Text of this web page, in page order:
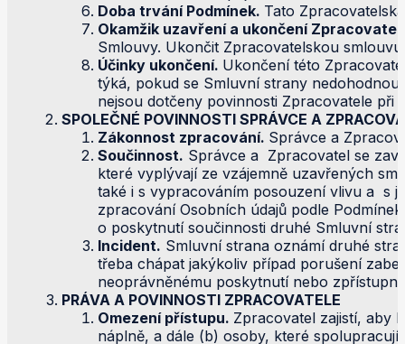
Doba trvání Podmínek. Tato
Okamžik uzavření a ukončení
Smlouvy. Ukončit Zpracovatelskou
Účinky ukončení. Ukončení této
týká, pokud se Smluvní strany
nejsou dotčeny povinnosti Zpracovatele při
SPOLEČNÉ POVINNOSTI SPRÁVCE A
Zákonnost zpracování. Správce a
Součinnost. Správce a Zpracovatel se
které vyplývají ze vzájemně uzavřených
také i s vypracováním posouzení vlivu a s
zpracování Osobních údajů podle
o poskytnutí součinnosti druhé Smluvní
Incident. Smluvní strana oznámí druhé
třeba chápat jakýkoliv případ porušení
neoprávněnému poskytnutí nebo
PRÁVA A POVINNOSTI ZPRACOVATELE
Omezení přístupu. Zpracovatel zajistí, aby
náplně, a dále (b) osoby, které